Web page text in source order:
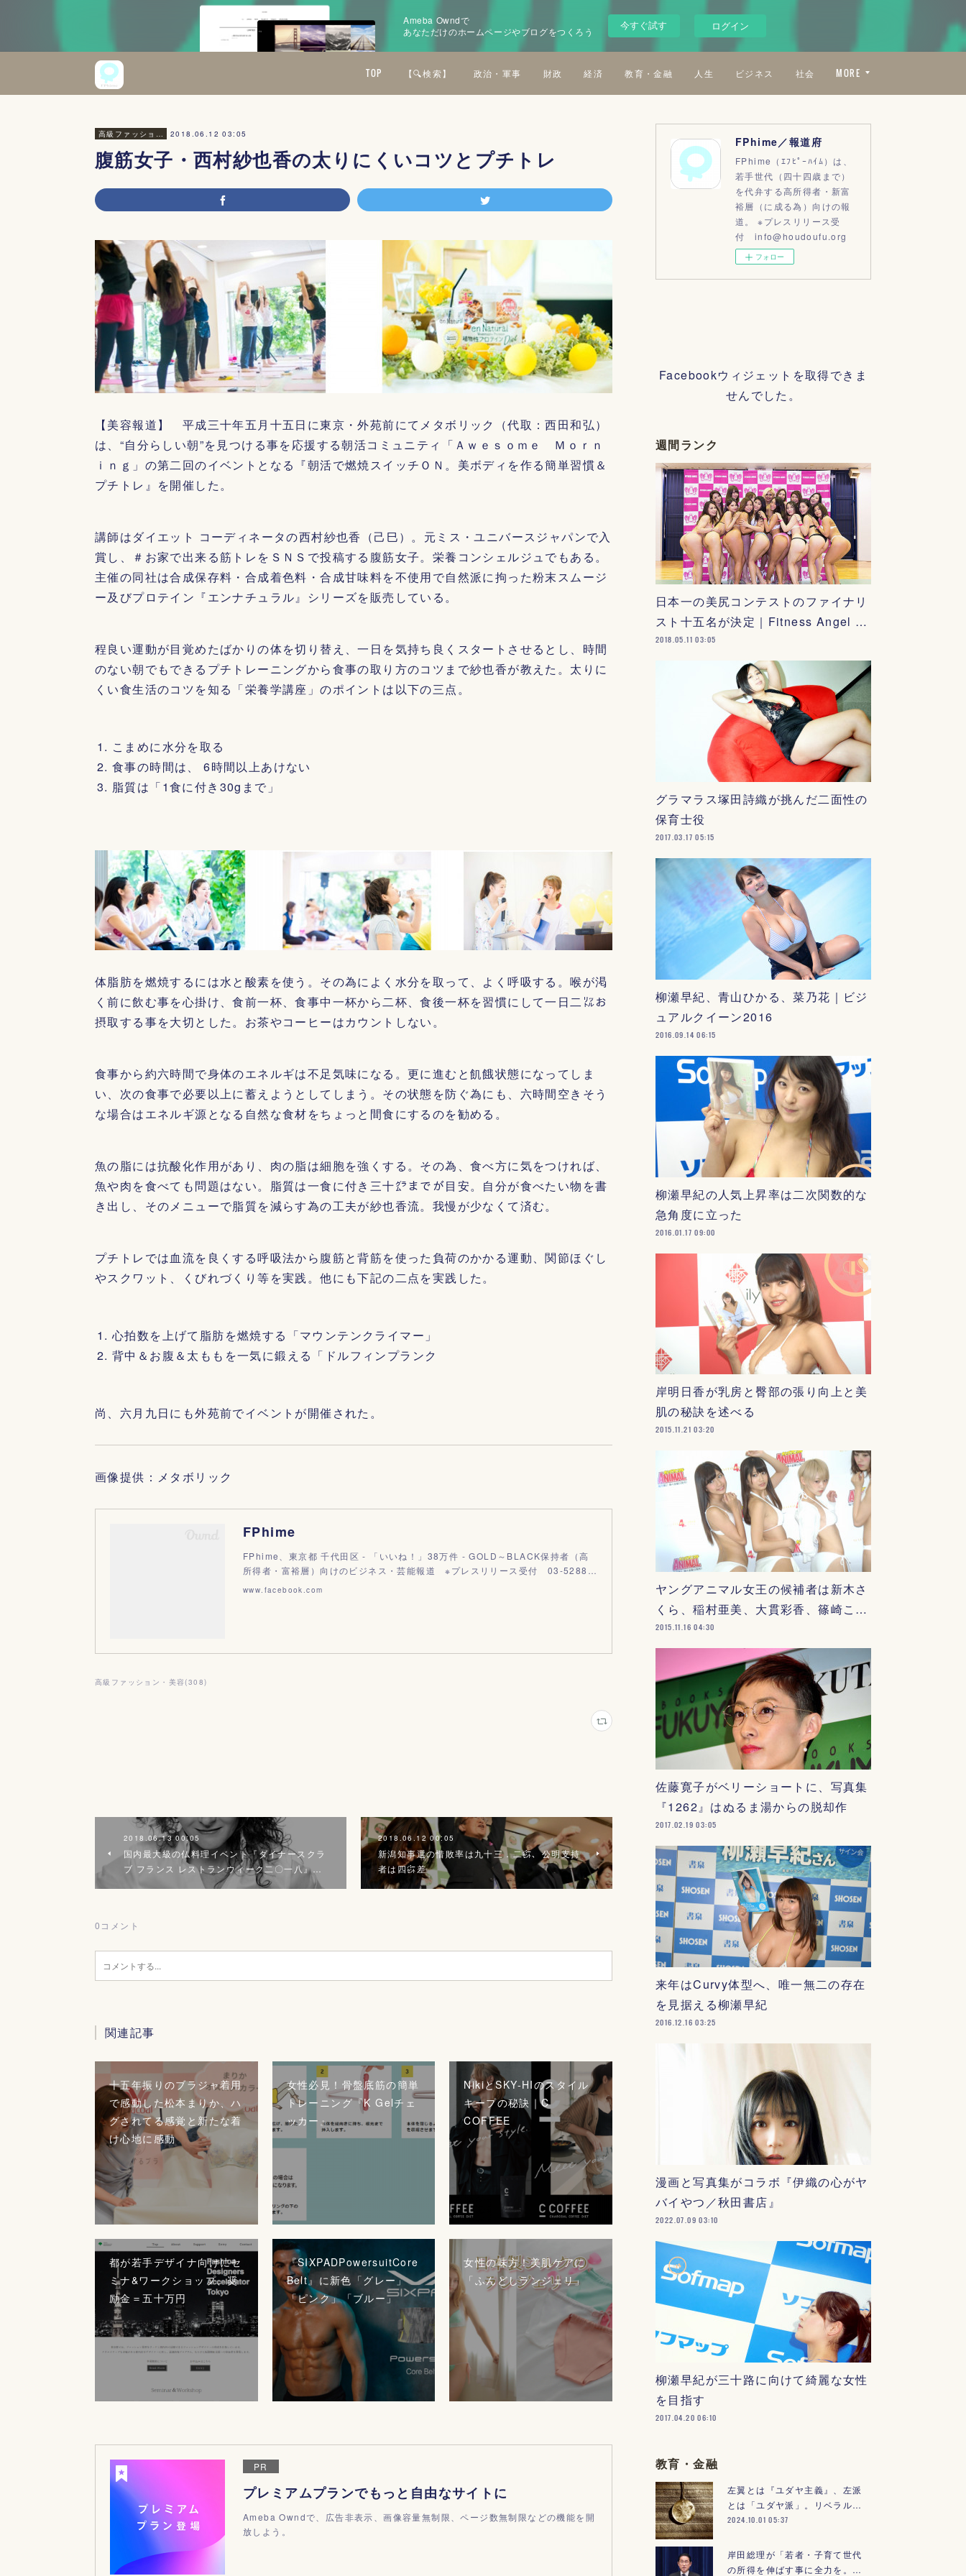
Ameba Owndで
あなただけのホームページやブログをつくろう
今すぐ試す ログイン
TOP 【🔍検索】 政治・軍事 財政 経済 教育・金融 人生 ビジネス 社会 MORE
高級ファッション・美容 2018.06.12 03:05
腹筋女子・西村紗也香の太りにくいコツとプチトレ
【美容報道】 平成三十年五月十五日に東京・外苑前にてメタボリック（代取：西田和弘）
は、“自分らしい朝”を見つける事を応援する朝活コミュニティ「Ａｗｅｓｏｍｅ Ｍｏｒｎ
ｉｎｇ」の第二回のイベントとなる『朝活で燃焼スイッチＯＮ。美ボディを作る簡単習慣＆
プチトレ』を開催した。
講師はダイエット コーディネータの西村紗也香（己巳）。元ミス・ユニバースジャパンで入
賞し、＃お家で出来る筋トレをＳＮＳで投稿する腹筋女子。栄養コンシェルジュでもある。
主催の同社は合成保存料・合成着色料・合成甘味料を不使用で自然派に拘った粉末スムージ
ー及びプロテイン『エンナチュラル』シリーズを販売している。
程良い運動が目覚めたばかりの体を切り替え、一日を気持ち良くスタートさせるとし、時間
のない朝でもできるプチトレーニングから食事の取り方のコツまで紗也香が教えた。太りに
くい食生活のコツを知る「栄養学講座」のポイントは以下の三点。
こまめに水分を取る
食事の時間は、 6時間以上あけない
脂質は「1食に付き30gまで」
体脂肪を燃焼するには水と酸素を使う。その為によく水分を取って、よく呼吸する。喉が渇
く前に飲む事を心掛け、食前一杯、食事中一杯から二杯、食後一杯を習慣にして一日二㍑お
摂取する事を大切とした。お茶やコーヒーはカウントしない。
食事から約六時間で身体のエネルギは不足気味になる。更に進むと飢餓状態になってしま
い、次の食事で必要以上に蓄えようとしてしまう。その状態を防ぐ為にも、六時間空きそう
な場合はエネルギ源となる自然な食材をちょっと間食にするのを勧める。
魚の脂には抗酸化作用があり、肉の脂は細胞を強くする。その為、食べ方に気をつければ、
魚や肉を食べても問題はない。脂質は一食に付き三十㌘までが目安。自分が食べたい物を書
き出し、そのメニューで脂質を減らす為の工夫が紗也香流。我慢が少なくて済む。
プチトレでは血流を良くする呼吸法から腹筋と背筋を使った負荷のかかる運動、関節ほぐし
やスクワット、くびれづくり等を実践。他にも下記の二点を実践した。
心拍数を上げて脂肪を燃焼する「マウンテンクライマー」
背中＆お腹＆太ももを一気に鍛える「ドルフィンプランク
尚、六月九日にも外苑前でイベントが開催された。
画像提供：メタボリック
FPhime
FPhime、東京都 千代田区 - 「いいね！」38万件 - GOLD～BLACK保持者（高
所得者・富裕層）向けのビジネス・芸能報道 ※プレスリリース受付 03-5288…
www.facebook.com
高級ファッション・美容 (308)
2018.06.13 00:05
国内最大級の仏料理イベント『ダイナースクラ
ブ フランス レストランウィーク二〇一八』…
2018.06.12 00:05
新潟知事選の惜敗率は九十三．二㌫、公明支持
者は四㌫差
0 コメント
関連記事
十五年振りのブラジャ着用
で感動した松本まりか、ハ
グされてる感覚と新たな着
け心地に感動
女性必見！骨盤底筋の簡単
トレーニング『K Gelチェ
ッカー』
NikiとSKY-HIのスタイル
キープの秘訣｜C
COFFEE
都が若手デザイナ向けにセ
ミナ&ワークショップ、奨
励金＝五十万円
『SIXPADPowersuitCore
Belt』に新色「グレー」
「ピンク」「ブルー」
女性の味方！美肌ケアに
「ふんどしランジェリ」
PR
プレミアムプランでもっと自由なサイトに
Ameba Owndで、広告非表示、画像容量無制限、ページ数無制限などの機能を開
放しよう。
FPhime／報道府
FPhime（ｴﾌﾋﾟｰﾊｲﾑ）は、
若手世代（四十四歳まで）
を代弁する高所得者・新富
裕層（に成る為）向けの報
道。 ※プレスリリース受
付 info@houdoufu.org
フォロー
Facebookウィジェットを取得できま
せんでした。
週間ランク
日本一の美尻コンテストのファイナリ
スト十五名が決定｜Fitness Angel …
2018.05.11 03:05
グラマラス塚田詩織が挑んだ二面性の
保育士役
2017.03.17 05:15
柳瀬早紀、青山ひかる、菜乃花｜ビジ
ュアルクイーン2016
2016.09.14 06:15
柳瀬早紀の人気上昇率は二次関数的な
急角度に立った
2016.01.17 09:00
岸明日香が乳房と臀部の張り向上と美
肌の秘訣を述べる
2015.11.21 03:20
ヤングアニマル女王の候補者は新木さ
くら、稲村亜美、大貫彩香、篠崎こ…
2015.11.16 04:30
佐藤寛子がベリーショートに、写真集
『1262』はぬるま湯からの脱却作
2017.02.19 03:05
来年はCurvy体型へ、唯一無二の存在
を見据える柳瀬早紀
2016.12.16 03:25
漫画と写真集がコラボ『伊織の心がヤ
バイやつ／秋田書店』
2022.07.09 03:10
柳瀬早紀が三十路に向けて綺麗な女性
を目指す
2017.04.20 06:10
教育・金融
左翼とは『ユダヤ主義』、左派
とは「ユダヤ派」。リベラル…
2024.10.01 05:37
岸田総理が「若者・子育て世代
の所得を伸ばす事に全力を。…